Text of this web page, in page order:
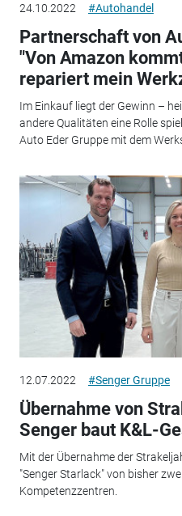
24.10.2022 #Autohandel
Partnerschaft von
"Von Amazon
repariert mein
Im Einkauf liegt der Gewinn –
andere Qualitäten eine Rolle
Auto Eder Gruppe mit dem
12.07.2022 #Senger Gruppe
Übernahme von
Senger baut K&L-
Mit der Übernahme der
"Senger Starlack" von bisher
Kompetenzzentren.